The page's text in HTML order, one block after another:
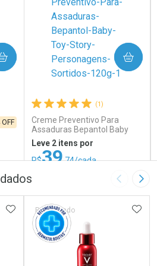
OFF
FECHAR
FECHAR
(1)
Creme Preventivo Para
Assaduras Bepantol Baby
Toy Story Personagens
Sortidos 120g
Leve 2 itens por
R$39,74/cada
COMPRAR
Por Menos
Imagem
ADICIONAR AOS FAVORITOS
Patrocinado